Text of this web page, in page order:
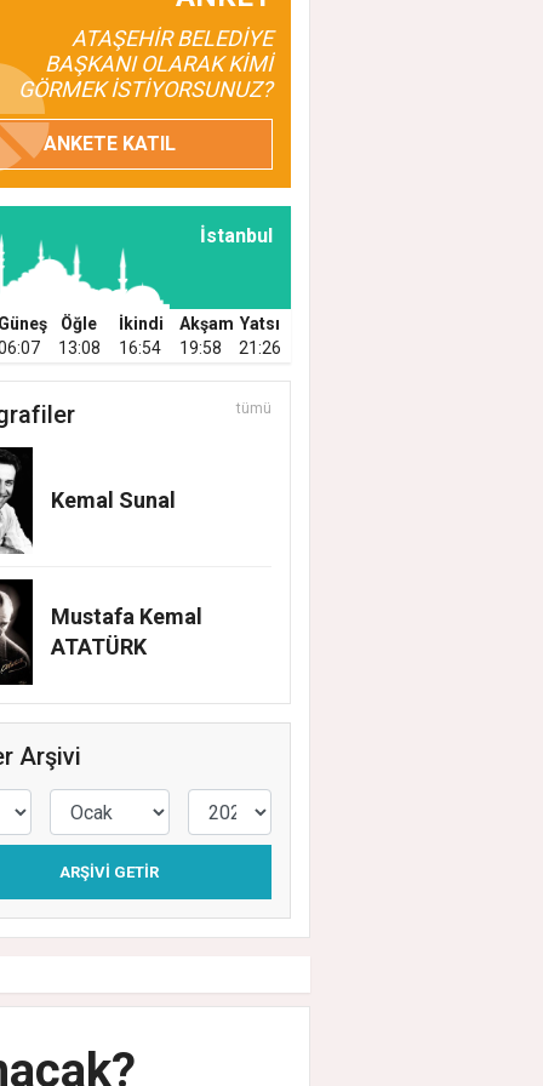
ATAŞEHİR BELEDİYE
BAŞKANI OLARAK KİMİ
GÖRMEK İSTİYORSUNUZ?
ANKETE KATIL
İstanbul
Güneş Öğle İkindi Akşam Yatsı
13:08 16:54 19:58 21:26
tümü
Kemal Sunal
Mustafa Kemal
ATATÜRK
Arşivi
ARŞIVI GETIR